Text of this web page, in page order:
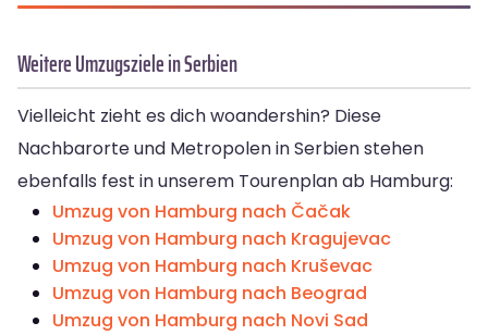
Weitere Umzugsziele in Serbien
Vielleicht zieht es dich woandershin? Diese
Nachbarorte und Metropolen in Serbien stehen
ebenfalls fest in unserem Tourenplan ab Hamburg:
Umzug von Hamburg nach Čačak
Umzug von Hamburg nach Kragujevac
Umzug von Hamburg nach Kruševac
Umzug von Hamburg nach Beograd
Umzug von Hamburg nach Novi Sad